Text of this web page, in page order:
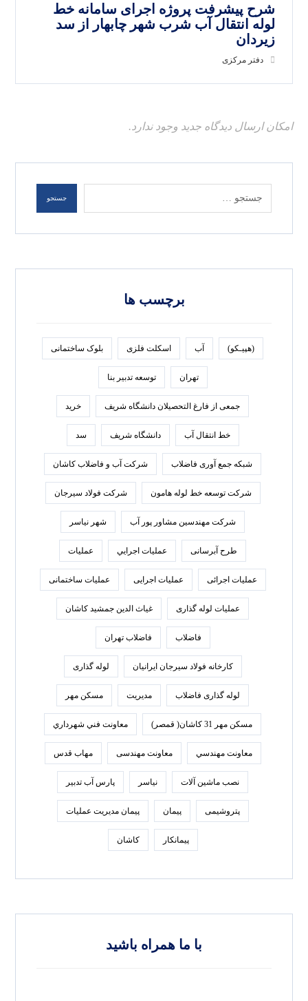
شرح پیشرفت پروژه اجرای سامانه خط
لوله انتقال آب شرب شهر چابهار از سد
زیردان
دفتر مرکزی
امکان ارسال دیدگاه جدید وجود ندارد.
برچسب ها
(هپیـکو) آب اسکلت فلزی بلوک ساختمانی
تهران توسعه تدبير بنا
جمعی از فارغ التحصیلان دانشگاه شریف خرید
خط انتقال آب دانشگاه شریف سد
شبکه جمع آوری فاضلاب شرکت آب و فاضلاب کاشان
شرکت توسعه خط لوله هامون شرکت فولاد سيرجان
شرکت مهندسین مشاور پور آب شهر نیاسر
طرح آبرسانی عمليات اجرايي عملیات
عملیات اجرائی عملیات اجرایی عملیات ساختمانی
عملیات لوله گذاری غیاث الدین جمشید کاشان
فاضلاب فاضلاب تهران
كارخانه فولاد سيرجان ايرانيان لوله گذاری
لوله گذاری فاضلاب مدیریت مسکن مهر
مسکن مهر 31 کاشان( قمصر) معاونت فني شهرداري
معاونت مهندسي معاونت مهندسی مهاب قدس
نصب ماشین آلات نیاسر پارس‌ آب تدبير
پتروشیمی پیمان پیمان مدیریت عملیات
پیمانکار کاشان
با ما همراه باشید